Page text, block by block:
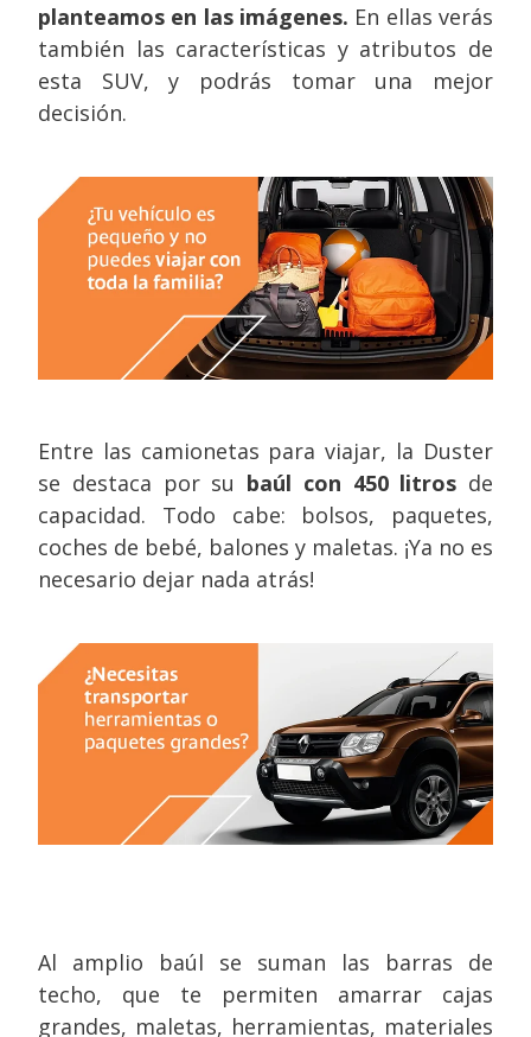
planteamos en las imágenes. En ellas verás
también las características y atributos de
esta SUV, y podrás tomar una mejor
decisión.
Entre las camionetas para viajar, la Duster
se destaca por su baúl con 450 litros de
capacidad. Todo cabe: bolsos, paquetes,
coches de bebé, balones y maletas. ¡Ya no es
necesario dejar nada atrás!
Al amplio baúl se suman las barras de
techo, que te permiten amarrar cajas
grandes, maletas, herramientas, materiales